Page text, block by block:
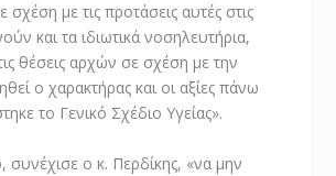
με τις προτάσεις αυτές στις
και τα ιδιωτικά νοσηλευτήρια,
θέσεις αρχών σε σχέση με την
ο χαρακτήρας και οι αξίες πάνω
το Γενικό Σχέδιο Υγείας».
συνέχισε ο κ. Περδίκης, «να μην